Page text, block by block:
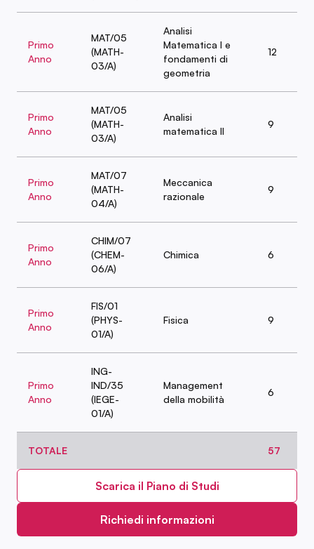
Primo
Anno
MAT/05
(MATH-
03/A)
Analisi
Matematica I e
fondamenti di
geometria
12
Primo
Anno
MAT/05
(MATH-
03/A)
Analisi
matematica II
9
Primo
Anno
MAT/07
(MATH-
04/A)
Meccanica
razionale
9
Primo
Anno
CHIM/07
(CHEM-
06/A)
Chimica 6
Primo
Anno
FIS/01
(PHYS-
01/A)
Fisica 9
Primo
Anno
ING-
IND/35
(IEGE-
01/A)
Management
della mobilità
6
TOTALE 57
Scarica il Piano di Studi
Richiedi informazioni